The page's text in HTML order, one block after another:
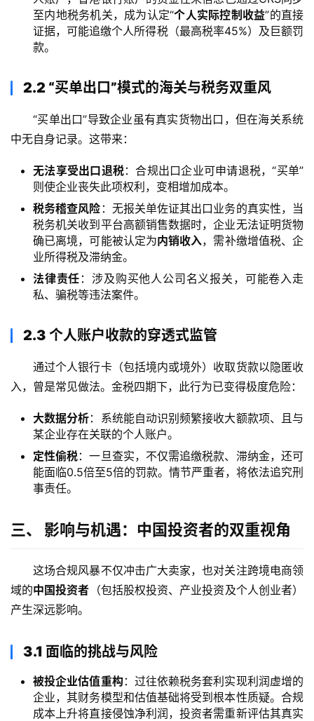
至内地税务机关，成为认定“个人实际控制收益”的直接
证据，可能追缴个人所得税（最高税率45%）及巨额罚
款。
2.2 “买单出口”模式的海关与税务双重风
“买单出口”导致企业虽有真实货物出口，但在海关系统
中无自身记录。这带来：
无法享受出口退税：合规出口企业可申请退税，“买单”
则使企业丧失此项权利，变相增加成本。
税务稽查风险 ：无报关单佐证其出口业务的真实性，当
税务机关收到平台高额销售数据时，企业无法证明货物
确已离境，可能被认定为内销收入，需补缴增值税、企
业所得税及滞纳金。
法律责任 ：涉及购买他人公司名义报关，可能卷入走
私、骗税等违法案件。
2.3 个人账户收款的穿透式监管
通过个人银行卡（包括境内或境外）收取货款以隐匿收
入，曾是常见做法。金税四期下，此行为已变得极度危险：
大数据分析：系统能自动识别频繁接收大额款项、且与
某企业存在关联的个人账户。
定性偷税：一旦查实，不仅需追缴税款、滞纳金，还可
能面临0.5倍至5倍的罚款。情节严重者，将依法追究刑
事责任。
三、 影响与机遇：中国投资者的双重视角
这场合规风暴不仅冲击广大卖家，也对关注跨境电商领
域的中国投资者 （包括股权投资、产业投资及个人创业者）
产生深远影响。
3.1 面临的挑战与风险
被投企业估值重构：过往依赖税务套利实现利润虚增的
企业，其财务模型和估值基础将受到根本性质疑。合规
成本上升将直接侵蚀净利润，投资者需重新评估其真实